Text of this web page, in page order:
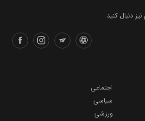
نیز دنبال کنید
اجتماعی
سیاسی
ورزشی